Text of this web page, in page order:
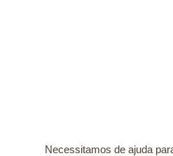
Necessitamos de ajuda